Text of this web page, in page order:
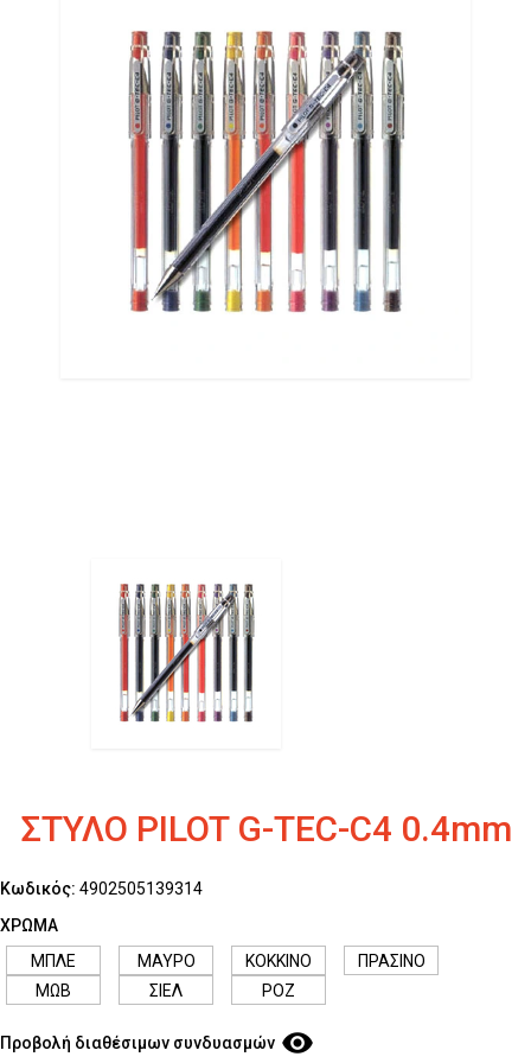
ΣΤΥΛΟ PILOT G-TEC-C4 0.4mm
Κωδικός: 4902505139314
ΧΡΩΜΑ
ΜΠΛΕ
ΜΑΥΡΟ ΚΟΚΚΙΝΟ
ΠΡΑΣΙΝΟ
ΜΩΒ
ΣΙΕΛ ΡΟΖ
Προβολή διαθέσιμων συνδυασμών visibility